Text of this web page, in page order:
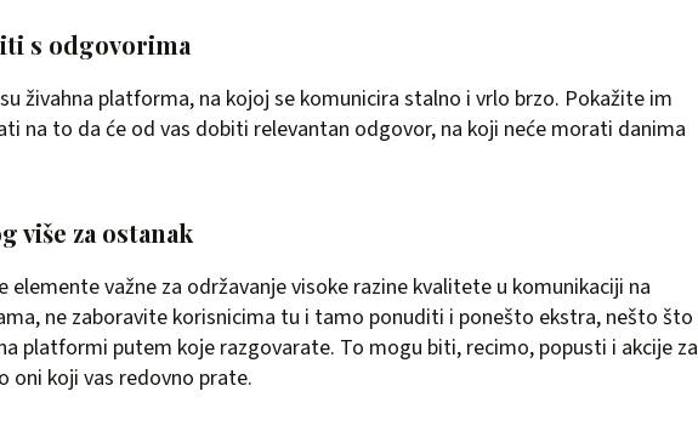
s odgovorima
živahna platforma, na kojoj se komunicira stalno i vrlo brzo. Pokažite im
na to da će od vas dobiti relevantan odgovor, na koji neće morati danima
više za ostanak
elemente važne za održavanje visoke razine kvalitete u komunikaciji na
ne zaboravite korisnicima tu i tamo ponuditi i ponešto ekstra, nešto što
platformi putem koje razgovarate. To mogu biti, recimo, popusti i akcije za
oni koji vas redovno prate.